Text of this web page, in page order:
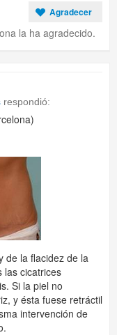
Agradecer
la ha agradecido.
respondió:
de la flacidez de la
las cicatrices
Si la piel no
y ésta fuese retráctil
intervención de